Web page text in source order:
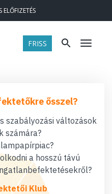
ELŐFIZETÉS
FRISS Menü
ősszel?
szabályozási változások
számára?
a hosszú távú
Klub